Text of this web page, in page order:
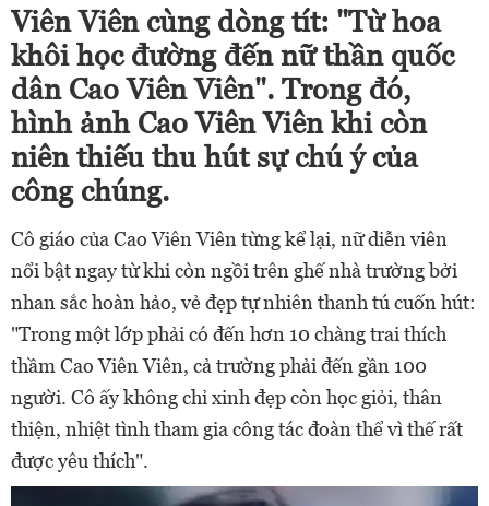
Viên Viên cùng dòng tít: "Từ hoa
khôi học đường đến nữ thần quốc
dân Cao Viên Viên". Trong đó,
hình ảnh Cao Viên Viên khi còn
niên thiếu thu hút sự chú ý của
công chúng.
Cô giáo của Cao Viên Viên từng kể lại, nữ diễn viên
nổi bật ngay từ khi còn ngồi trên ghế nhà trường bởi
nhan sắc hoàn hảo, vẻ đẹp tự nhiên thanh tú cuốn hút:
"Trong một lớp phải có đến hơn 10 chàng trai thích
thầm Cao Viên Viên, cả trường phải đến gần 100
người. Cô ấy không chỉ xinh đẹp còn học giỏi, thân
thiện, nhiệt tình tham gia công tác đoàn thể vì thế rất
được yêu thích".